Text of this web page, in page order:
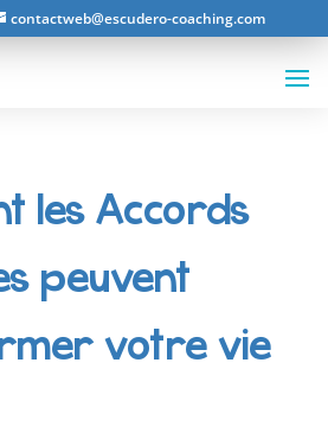
contactweb@escudero-coaching.com
les Accords
peuvent
votre vie